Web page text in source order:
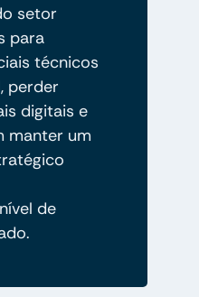
setor
para
técnicos
perder
digitais e
manter um
de